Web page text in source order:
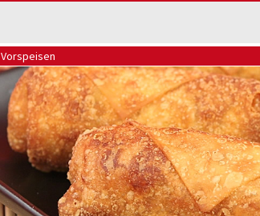
Vorspeisen